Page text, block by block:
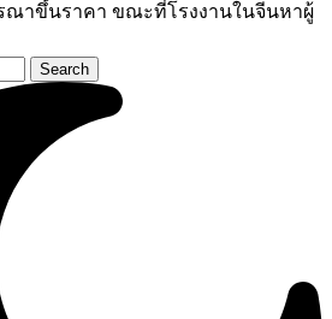
ณาขึ้นราคา ขณะที่โรงงานในจีนหาผู้